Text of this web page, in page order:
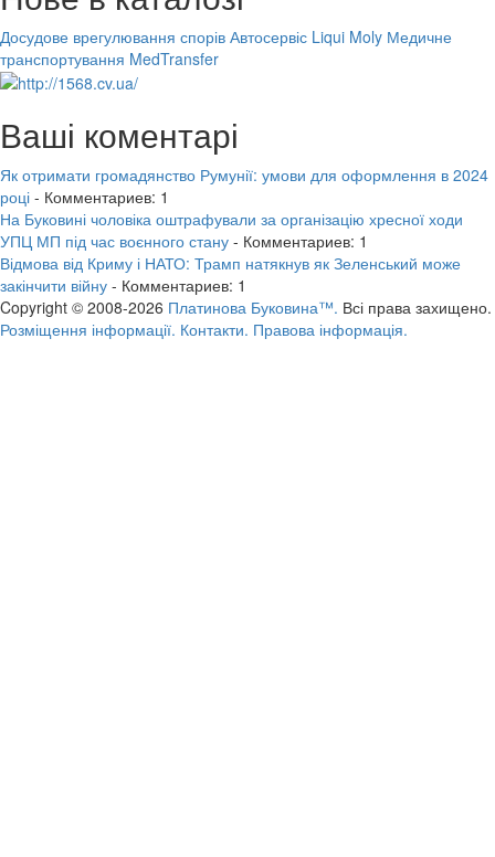
Досудове врегулювання спорів Автосервіс Liqui Moly Медичне
транспортування MedTransfer
Ваші коментарі
Як отримати громадянство Румунії: умови для оформлення в 2024
році - Комментариев: 1
На Буковині чоловіка оштрафували за організацію хресної ходи
УПЦ МП під час воєнного стану - Комментариев: 1
Відмова від Криму і НАТО: Трамп натякнув як Зеленський може
закінчити війну - Комментариев: 1
Copyright © 2008-2026 Платинова Буковина™. Всі права захищено.
Розміщення інформації. Контакти. Правова інформація.